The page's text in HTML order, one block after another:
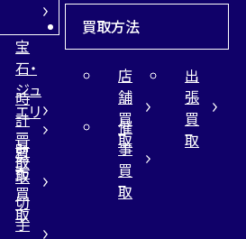
宝
石・
ジュ
エリ
ー
買
取
時
計
買
取
財
布
買
取
切
手
買取方法
店
舗
買
取
出
張
買
取
催
事
買
取